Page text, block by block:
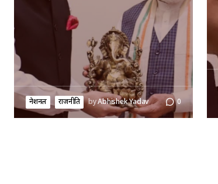
नेशनल राजनीति byAbhishek Yadav 0